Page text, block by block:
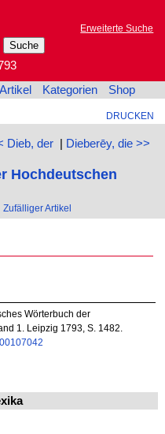
Erweiterte Suche
Kategorien Shop
DRUCKEN
Dieb, der| Dieberēy, die >>
Hochdeutschen
Zufälliger Artikel
Wörterbuch der
1. Leipzig 1793, S. 1482.